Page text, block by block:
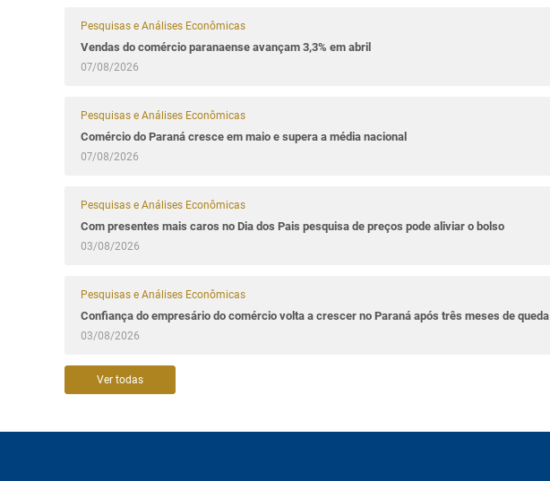
Pesquisas e Análises Econômicas
Vendas do comércio paranaense avançam 3,3% em abril
07/08/2026
Pesquisas e Análises Econômicas
Comércio do Paraná cresce em maio e supera a média nacional
07/08/2026
Pesquisas e Análises Econômicas
Com presentes mais caros no Dia dos Pais pesquisa de preços pode aliviar o bolso
03/08/2026
Pesquisas e Análises Econômicas
Confiança do empresário do comércio volta a crescer no Paraná após três meses de queda
03/08/2026
Ver todas